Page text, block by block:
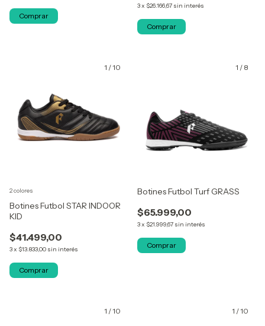
Comprar
3x $26.166,67 sin interés
Comprar
1 /10
Botines Futbol STAR INDOOR
KID
$41.499,00
3x $13.833,00 sin interés
2 colores
Comprar
1 / 8
Botines Futbol Turf GRASS
$65.999,00
3x $21.999,67 sin interés
Comprar
1 /10 1 /10